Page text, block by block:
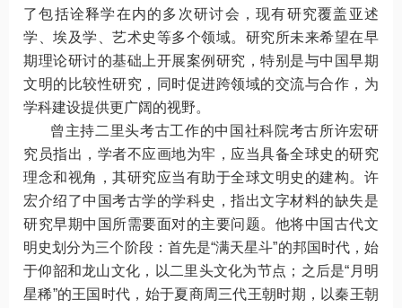
了包括诠释学在内的多次研讨会，现有研究覆盖亚述
学、埃及学、艺术史等多个领域。研究所未来希望在早
期理论研讨的基础上开展案例研究，特别是与中国早期
文明的比较性研究，同时促进跨领域的交流与合作，为
学科建设提供更广阔的视野。
曾主持二里头考古工作的中国社科院考古所许宏研
究员指出，学者不应画地为牢，应当具备全球史的研究
理念和视角，其研究应当有助于全球文明史的建构。许
宏介绍了中国考古学的学科史，指出文字材料的缺失是
研究早期中国所需要面对的主要问题。他将中国古代文
明史划分为三个阶段：首先是“满天星斗”的邦国时代，始
于仰韶和龙山文化，以二里头文化为节点；之后是“月明
星稀”的王国时代，始于夏商周三代王朝时期，以秦王朝